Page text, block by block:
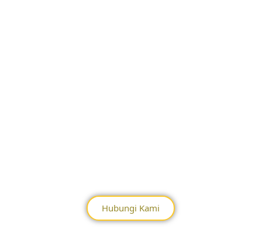
Hubungi Kami